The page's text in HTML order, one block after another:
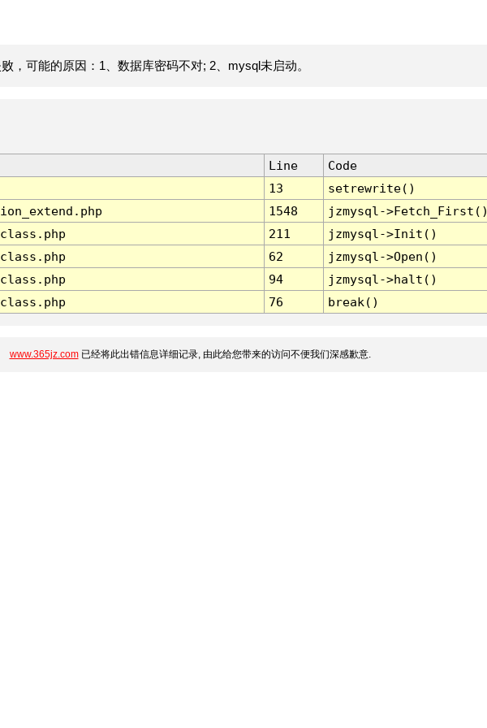
，可能的原因：1、数据库密码不对; 2、mysql未启动。
Line
Code
13
setrewrite()
1548
jzmysql-
211
jzmysql->Init()
62
jzmysql->Open()
94
jzmysql->halt()
76 break()
www.365jz.com已经将此出错信息详细记录, 由此给您带来的访问不便我们深感歉意.